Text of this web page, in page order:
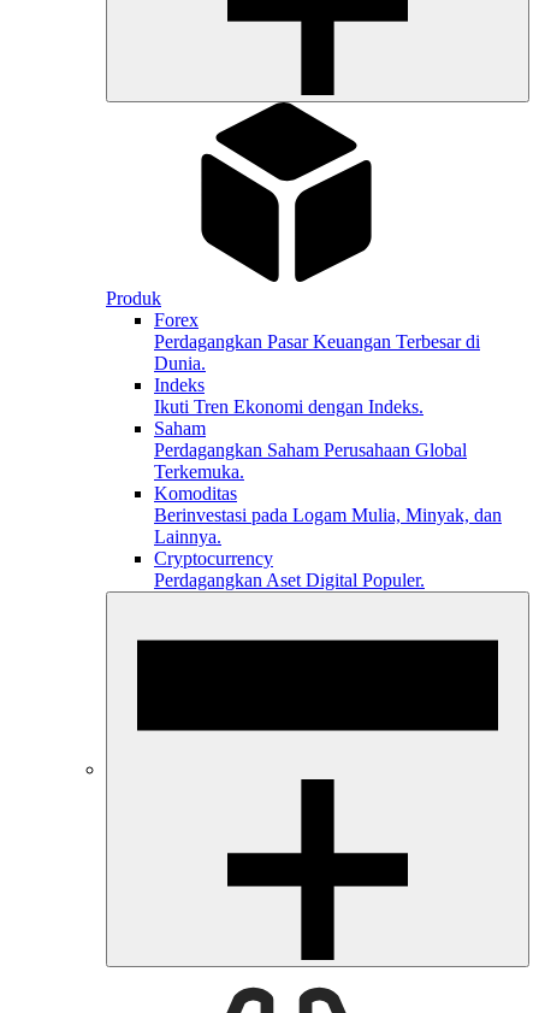
Produk
Forex
Perdagangkan Pasar Keuangan Terbesar di
Dunia.
Indeks
Ikuti Tren Ekonomi dengan Indeks.
Saham
Perdagangkan Saham Perusahaan Global
Terkemuka.
Komoditas
Berinvestasi pada Logam Mulia, Minyak, dan
Lainnya.
Cryptocurrency
Perdagangkan Aset Digital Populer.